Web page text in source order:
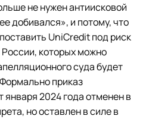
не нужен антиисковой
добивался», и потому, что
UniCredit под риск
которых можно
суда будет
приказ
января 2024 года отменен в
но оставлен в силе в